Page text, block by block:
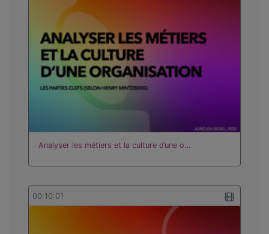
Analyser les métiers et la culture d’une o…
00:10:01